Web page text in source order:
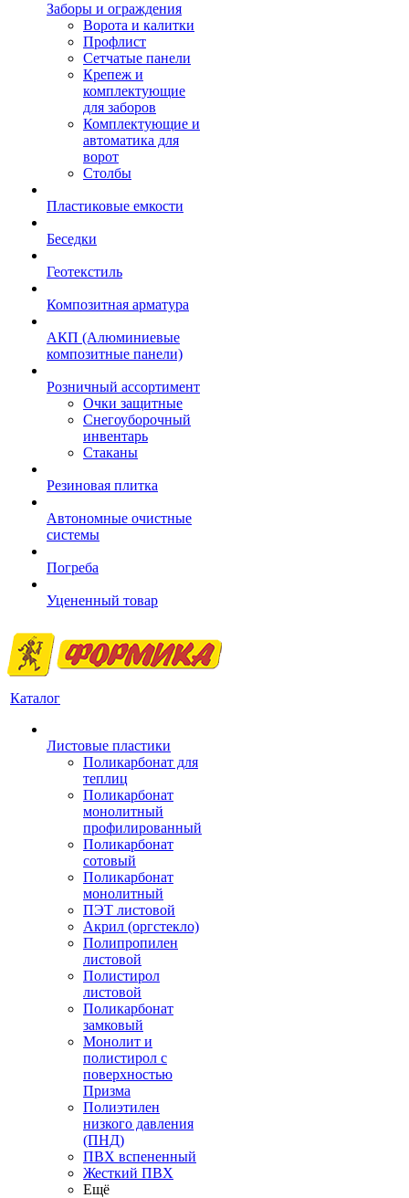
Заборы и ограждения
Ворота и калитки
Профлист
Сетчатые панели
Крепеж и
комплектующие
для заборов
Комплектующие и
автоматика для
ворот
Столбы
Пластиковые емкости
Беседки
Геотекстиль
Композитная арматура
АКП (Алюминиевые
композитные панели)
Розничный ассортимент
Очки защитные
Снегоуборочный
инвентарь
Стаканы
Резиновая плитка
Автономные очистные
системы
Погреба
Уцененный товар
Каталог
Листовые пластики
Поликарбонат для
теплиц
Поликарбонат
монолитный
профилированный
Поликарбонат
сотовый
Поликарбонат
монолитный
ПЭТ листовой
Акрил (оргстекло)
Полипропилен
листовой
Полистирол
листовой
Поликарбонат
замковый
Монолит и
полистирол с
поверхностью
Призма
Полиэтилен
низкого давления
(ПНД)
ПВХ вспененный
Жесткий ПВХ
Ещё